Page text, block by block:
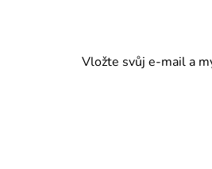
Vložte svůj e-mail a